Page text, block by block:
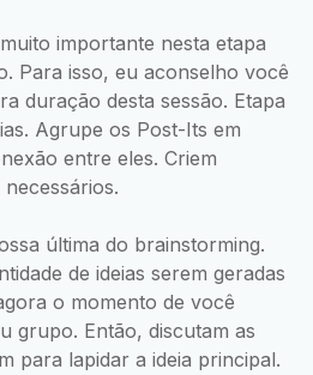
importante nesta etapa
Para isso, eu aconselho você
duração desta sessão. Etapa
Agrupe os Post-Its em
entre eles. Criem
última do brainstorming.
de ideias serem geradas
o momento de você
grupo. Então, discutam as
para lapidar a ideia principal.